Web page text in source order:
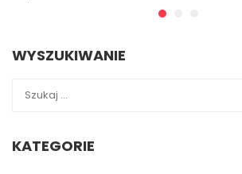
WYSZUKIWANIE
KATEGORIE